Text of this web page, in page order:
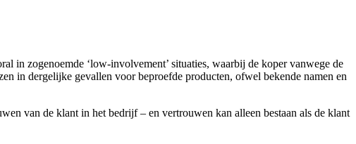
in zogenoemde ‘low-involvement’ situaties, waarbij de koper vanwege de
in dergelijke gevallen voor beproefde producten, ofwel bekende namen en
van de klant in het bedrijf – en vertrouwen kan alleen bestaan als de klant